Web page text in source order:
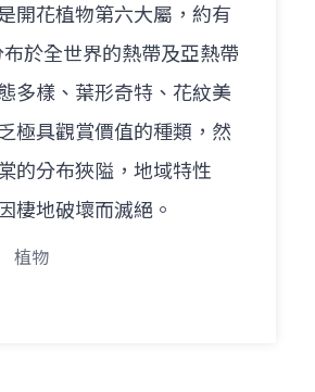
開花植物第六大屬，約有
布於全世界的熱帶及亞熱帶
多樣、葉形奇特、花紋美
極具觀賞價值的種類，然
的分布狹隘，地域特性
棲地破壞而滅絕。
植物